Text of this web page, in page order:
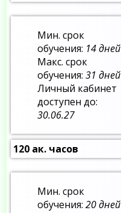
Мин. срок
обучения: 14 дней
Макс. срок
обучения:31 дней
Личный кабинет
доступен до:
30.06.27
120 ак. часов
Мин. срок
обучения:20 дней